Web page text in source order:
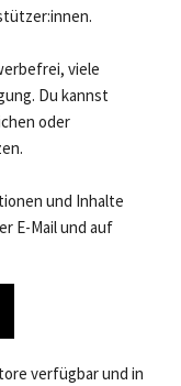
viele
Du kannst
oder
und Inhalte
E-Mail und auf
verfügbar und in